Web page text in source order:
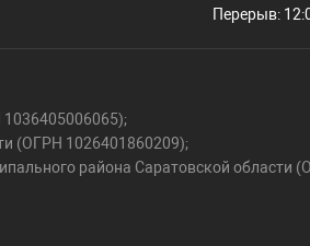
Перерыв:
(ОГРН 1026401860209);
района Саратовской области